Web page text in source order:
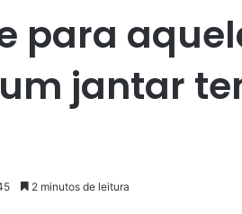
para
jantar
2 minutos de leitura